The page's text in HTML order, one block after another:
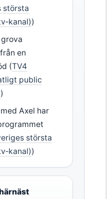
största
)
en
(TV4
public
)
Axel har
största
)